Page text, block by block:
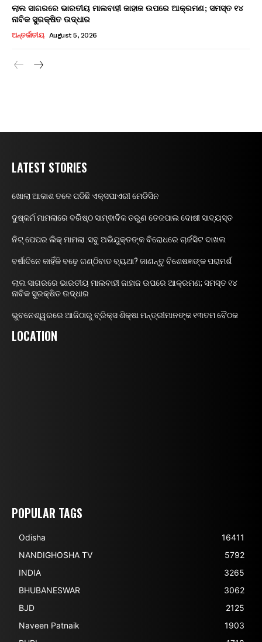
ଲାଲ ସାଗରରେ ଭାରତୀୟ ମାଲବାହୀ ଜାହାଜ ଉପରେ ଆକ୍ରମଣ; ସମସ୍ତ ୧୪
ନାବିକ ସୁରକ୍ଷିତ ଉଦ୍ଧାର
ଅନ୍ତର୍ଜାତୀୟ August 5, 2026
LATEST STORIES
ଖୋଲା ଆକାଶ ତଳେ ପଡିଛି ଏକ୍ସପାଏରୀ ମେଡିସିନ
ଦୁଷ୍କର୍ମ ମାମଲାରେ ବରିଷ୍ଠ ସାମ୍ଵାଦିକ ତରୁଣ ତେଜପାଲ ଦୋଷୀ ସାବ୍ୟସ୍ତ
ନିଟ୍ ପେପର ଲିକ୍ ମାମଲା :ସବୁ ଅଭିଯୁକ୍ତଙ୍କ ବିରୋଧରେ ଚାର୍ଜସିଟ ଦାଖଲ
ବର୍ଷାଦିନେ କାହିଁକି ବଢ଼େ ଗଣ୍ଠିବାତ ବ୍ୟଥା? ଜାଣନ୍ତୁ ବିଶେଷଜ୍ଞଙ୍କ ପରାମର୍ଶ
ଲାଲ ସାଗରରେ ଭାରତୀୟ ମାଲବାହୀ ଜାହାଜ ଉପରେ ଆକ୍ରମଣ; ସମସ୍ତ ୧୪
ନାବିକ ସୁରକ୍ଷିତ ଉଦ୍ଧାର
ଭୁବନେଶ୍ୱରରେ ଆଜିଠାରୁ ବ୍ରିକ୍ସ ଶିକ୍ଷା ମନ୍ତ୍ରୀମାନଙ୍କ ୧୩ତମ ବୈଠକ
LOCATION
POPULAR TAGS
Odisha
16411
NANDIGHOSHA TV
5792
INDIA
3265
BHUBANESWAR
3062
BJD
2125
Naveen Patnaik
1903